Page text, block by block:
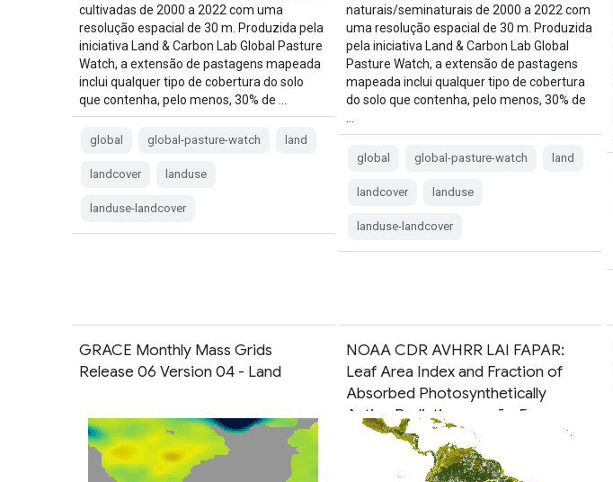
cultivadas de 2000 a 2022 com uma
resolução espacial de 30 m. Produzida pela
iniciativa Land & Carbon Lab Global Pasture
Watch, a extensão de pastagens mapeada
inclui qualquer tipo de cobertura do solo
que contenha, pelo menos, 30% de …
global global-pasture-watch land
landcover landuse
landuse-landcover
naturais/seminaturais de 2000 a 2022 com
uma resolução espacial de 30 m. Produzida
pela iniciativa Land & Carbon Lab Global
Pasture Watch, a extensão de pastagens
mapeada inclui qualquer tipo de cobertura
do solo que contenha, pelo menos, 30% de
global global-pasture-watch land
landcover landuse
landuse-landcover
GRACE Monthly Mass Grids
Release 06 Version 04 - Land
NOAA CDR AVHRR LAI FAPAR:
Leaf Area Index and Fraction of
Absorbed Photosynthetically
Active Radiation, versão 5